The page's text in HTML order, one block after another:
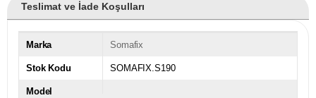
Teslimat ve İade Koşulları
Marka Somafix
Stok Kodu SOMAFIX.S190
Model